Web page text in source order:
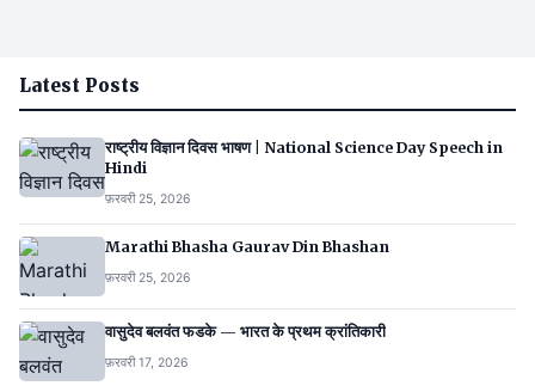
Latest Posts
राष्ट्रीय विज्ञान दिवस भाषण | National Science Day Speech in
Hindi
फ़रवरी 25, 2026
Marathi Bhasha Gaurav Din Bhashan
फ़रवरी 25, 2026
वासुदेव बलवंत फडके — भारत के प्रथम क्रांतिकारी
फ़रवरी 17, 2026